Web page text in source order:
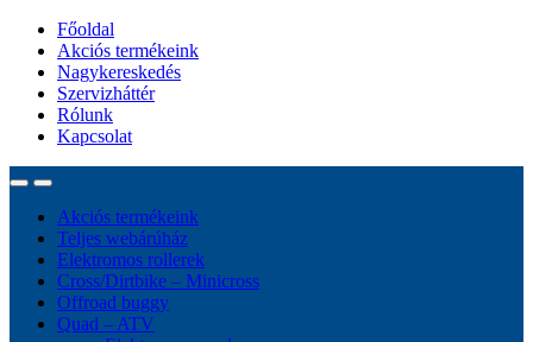
Főoldal
Akciós termékeink
Nagykereskedés
Szervizháttér
Rólunk
Kapcsolat
Akciós termékeink
Teljes webárúház
Elektromos rollerek
Cross/Dirtbike – Minicross
Offroad buggy
Quad – ATV